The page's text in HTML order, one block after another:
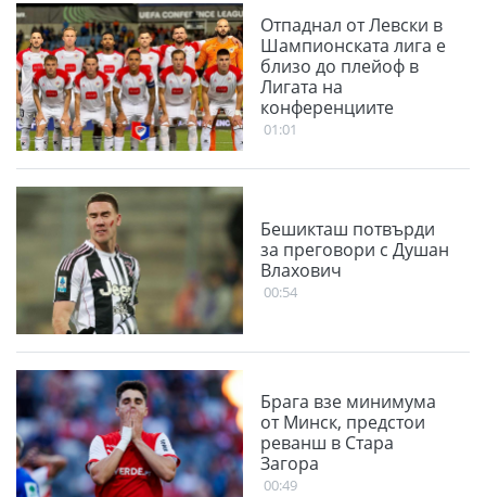
Отпаднал от Левски в
Шампионската лига е
близо до плейоф в
Лигата на
конференциите
01:01
Бешикташ потвърди
за преговори с Душан
Влахович
00:54
Брага взе минимума
от Минск, предстои
реванш в Стара
Загора
00:49